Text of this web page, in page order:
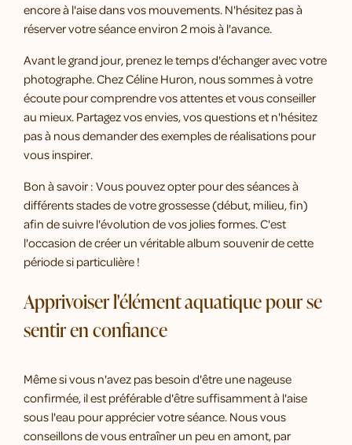
encore à l'aise dans vos mouvements. N'hésitez pas à
réserver votre séance environ 2 mois à l'avance.
Avant le grand jour, prenez le temps d'échanger avec votre
photographe. Chez Céline Huron, nous sommes à votre
écoute pour comprendre vos attentes et vous conseiller
au mieux. Partagez vos envies, vos questions et n'hésitez
pas à nous demander des exemples de réalisations pour
vous inspirer.
Bon à savoir : Vous pouvez opter pour des séances à
différents stades de votre grossesse (début, milieu, fin)
afin de suivre l'évolution de vos jolies formes. C'est
l'occasion de créer un véritable album souvenir de cette
période si particulière !
Apprivoiser l'élément aquatique pour se
sentir en confiance
Même si vous n'avez pas besoin d'être une nageuse
confirmée, il est préférable d'être suffisamment à l'aise
sous l'eau pour apprécier votre séance. Nous vous
conseillons de vous entraîner un peu en amont, par